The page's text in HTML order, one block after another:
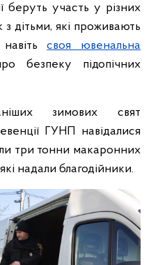
беруть участь у різних
дітьми, які проживають
своя ювенальна
безпеку підопічних
зимових свят
ГУНП навідалися
три тонни макаронних
надали благодійники.